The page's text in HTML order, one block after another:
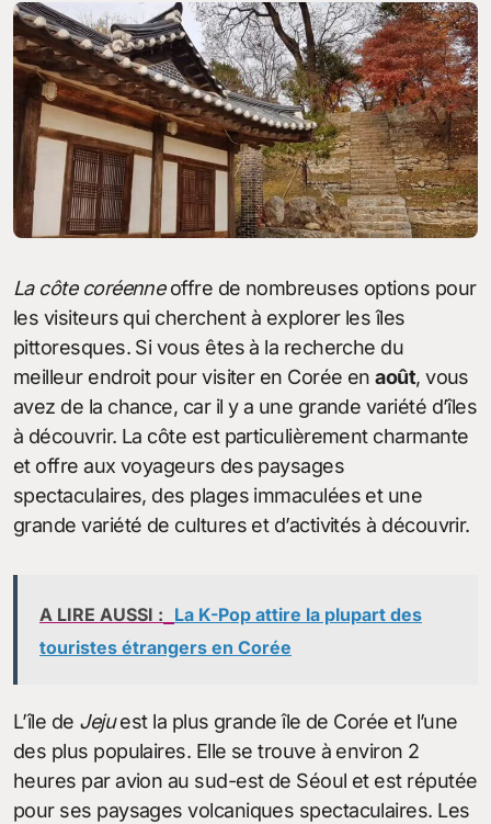
La côte coréenneoffre de nombreuses options pour
les visiteurs qui cherchent à explorer les îles
pittoresques. Si vous êtes à la recherche du
meilleur endroit pour visiter en Corée enaoût, vous
avez de la chance, car il y a une grande variété d’îles
à découvrir. La côte est particulièrement charmante
et offre aux voyageurs des paysages
spectaculaires, des plages immaculées et une
grande variété de cultures et d’activités à découvrir.
A LIRE AUSSI : La K-Pop attire la plupart des
touristes étrangers en Corée
L’île de Jejuest la plus grande île de Corée et l’une
des plus populaires. Elle se trouve à environ 2
heures par avion au sud-est de Séoul et est réputée
pour ses paysages volcaniques spectaculaires. Les